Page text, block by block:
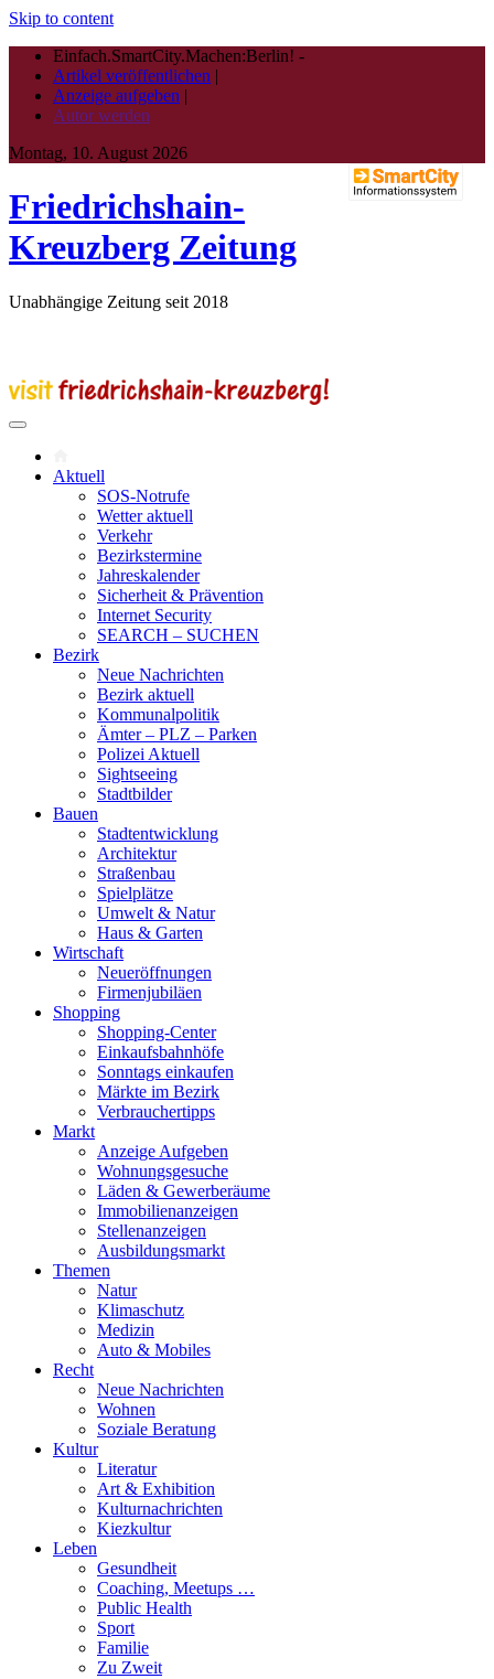
Skip to content
Einfach.SmartCity.Machen:Berlin! -
Artikel veröffentlichen |
Anzeige aufgeben |
Autor werden
Montag, 10. August 2026
Friedrichshain-
Kreuzberg Zeitung
Unabhängige Zeitung seit 2018
Aktuell
SOS-Notrufe
Wetter aktuell
Verkehr
Bezirkstermine
Jahreskalender
Sicherheit & Prävention
Internet Security
SEARCH – SUCHEN
Bezirk
Neue Nachrichten
Bezirk aktuell
Kommunalpolitik
Ämter – PLZ – Parken
Polizei Aktuell
Sightseeing
Stadtbilder
Bauen
Stadtentwicklung
Architektur
Straßenbau
Spielplätze
Umwelt & Natur
Haus & Garten
Wirtschaft
Neueröffnungen
Firmenjubiläen
Shopping
Shopping-Center
Einkaufsbahnhöfe
Sonntags einkaufen
Märkte im Bezirk
Verbrauchertipps
Markt
Anzeige Aufgeben
Wohnungsgesuche
Läden & Gewerberäume
Immobilienanzeigen
Stellenanzeigen
Ausbildungsmarkt
Themen
Natur
Klimaschutz
Medizin
Auto & Mobiles
Recht
Neue Nachrichten
Wohnen
Soziale Beratung
Kultur
Literatur
Art & Exhibition
Kulturnachrichten
Kiezkultur
Leben
Gesundheit
Coaching, Meetups …
Public Health
Sport
Familie
Zu Zweit